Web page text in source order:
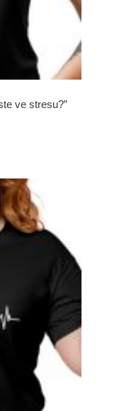
ve stresu?”